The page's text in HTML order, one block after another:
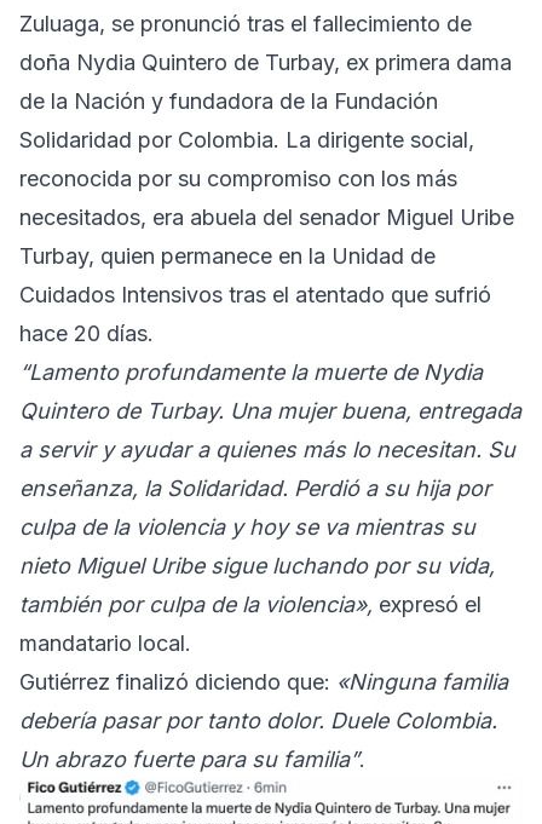
Zuluaga, se pronunció tras el fallecimiento de
doña Nydia Quintero de Turbay, ex primera dama
de la Nación y fundadora de la Fundación
Solidaridad por Colombia. La dirigente social,
reconocida por su compromiso con los más
necesitados, era abuela del senador Miguel Uribe
Turbay, quien permanece en la Unidad de
Cuidados Intensivos tras el atentado que sufrió
hace 20 días.
“Lamento profundamente la muerte de Nydia
Quintero de Turbay. Una mujer buena, entregada
a servir y ayudar a quienes más lo necesitan. Su
enseñanza, la Solidaridad. Perdió a su hija por
culpa de la violencia y hoy se va mientras su
nieto Miguel Uribe sigue luchando por su vida,
también por culpa de la violencia», expresó el
mandatario local.
Gutiérrez finalizó diciendo que: «Ninguna familia
debería pasar por tanto dolor. Duele Colombia.
Un abrazo fuerte para su familia”.